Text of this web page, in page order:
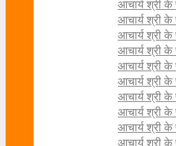
आचार्य श्री
आचार्य श्री के
आचार्य श्री के
आचार्य श्री
आचार्य श्री
आचार्य श्री के
आचार्य श्री के
आचार्य श्री के
आचार्य श्री
आचार्य श्री के